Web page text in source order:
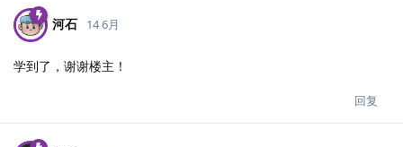
河石 14 6月
学到了，谢谢楼主！
回复